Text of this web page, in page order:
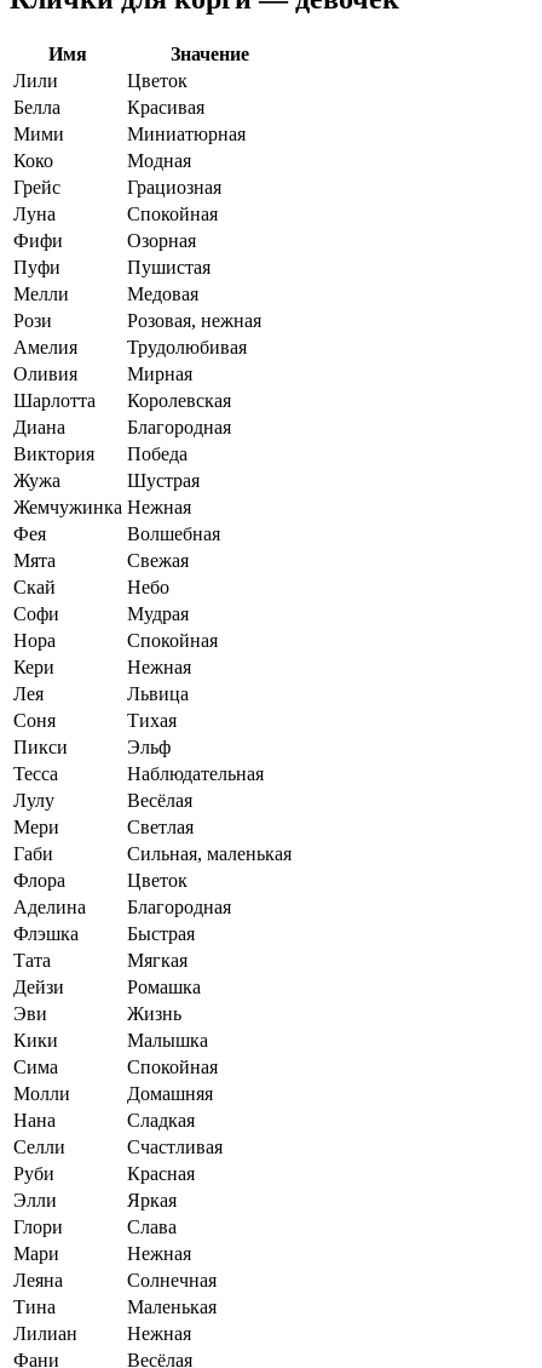
Имя
Значение
Лили
Цветок
Белла
Красивая
Мими
Миниатюрная
Коко
Модная
Грейс
Грациозная
Луна
Спокойная
Фифи
Озорная
Пуфи
Пушистая
Мелли
Медовая
Рози
Розовая, нежная
Амелия
Трудолюбивая
Оливия
Мирная
Шарлотта
Королевская
Диана
Благородная
Виктория
Победа
Жужа
Шустрая
Жемчужинка Нежная
Фея
Волшебная
Мята
Свежая
Скай
Небо
Софи
Мудрая
Нора
Спокойная
Кери
Нежная
Лея
Львица
Соня
Тихая
Пикси
Эльф
Тесса
Наблюдательная
Лулу
Весёлая
Мери
Светлая
Габи
Сильная, маленькая
Флора
Цветок
Аделина
Благородная
Флэшка
Быстрая
Тата
Мягкая
Дейзи
Ромашка
Эви
Жизнь
Кики
Малышка
Сима
Спокойная
Молли
Домашняя
Нана
Сладкая
Селли
Счастливая
Руби
Красная
Элли
Яркая
Глори
Слава
Мари
Нежная
Леяна
Солнечная
Тина
Маленькая
Лилиан
Нежная
Фани
Весёлая